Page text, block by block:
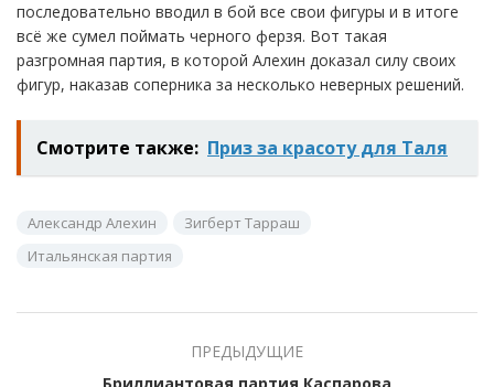
последовательно вводил в бой все свои фигуры и в итоге
всё же сумел поймать черного ферзя. Вот такая
разгромная партия, в которой Алехин доказал силу своих
фигур, наказав соперника за несколько неверных решений.
Смотрите также: Приз за красоту для Таля
Александр Алехин
Зигберт Тарраш
Итальянская партия
ПРЕДЫДУЩИЕ